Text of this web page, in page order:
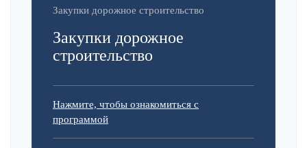
Закупки дорожное строительство
Закупки дорожное
строительство
Нажмите, чтобы ознакомиться с
программой